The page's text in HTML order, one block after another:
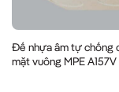
Đế nhựa âm tự chống
mặt vuông MPE A157V